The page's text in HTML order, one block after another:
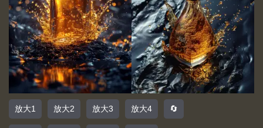
放大1 放大2 放大3 放大4 🔄